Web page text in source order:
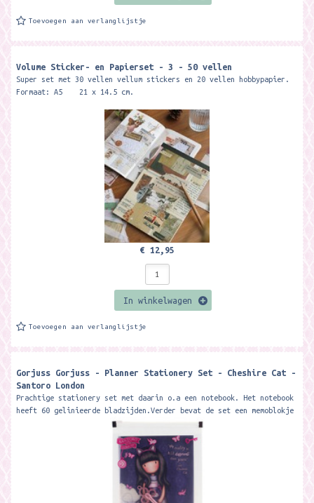
Toevoegen aan verlanglijstje
Volume Sticker- en Papierset - 3 - 50 vellen
Super set met 30 vellen vellum stickers en 20 vellen hobbypapier.
Formaat: A5 21 x 14.5 cm.
€ 12,95
In winkelwagen
Toevoegen aan verlanglijstje
Gorjuss Gorjuss - Planner Stationery Set - Cheshire Cat -
Santoro London
Prachtige stationery set met daarin o.a een notebook. Het notebook
heeft 60 gelinieerde bladzijden.Verder bevat de set een memoblokje